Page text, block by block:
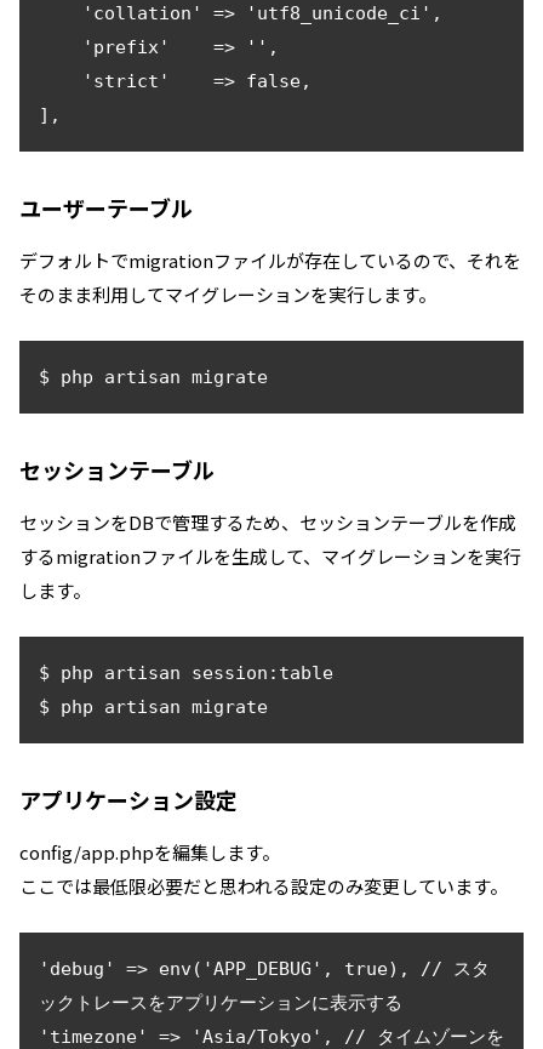
],
ユーザーテーブル
デフォルトでmigrationファイルが存在しているので、それを
そのまま利用してマイグレーションを実行します。
$ php artisan migrate
セッションテーブル
セッションをDBで管理するため、セッションテーブルを作成
するmigrationファイルを生成して、マイグレーションを実行
します。
$ php artisan session:table
$ php artisan migrate
アプリケーション設定
config/app.phpを編集します。
ここでは最低限必要だと思われる設定のみ変更しています。
'debug' => env('APP_DEBUG', true), // スタ
ックトレースをアプリケーションに表示する
'timezone' => 'Asia/Tokyo', // タイムゾーンを